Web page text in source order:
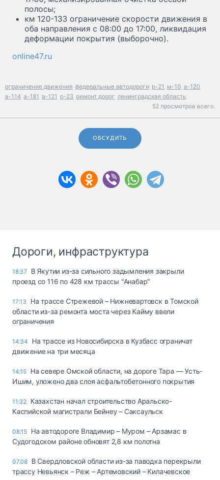
полосы;
км 120-133 ограничение скорости движения в
оба направления с 08:00 до 17:00, ликвидация
деформации покрытия (выборочно).
online47.ru
ограничение движения федеральные автодороги р-21 м-10 а-120
а-114 а-181 а-121 р-23 ремонт дорог ленинградская область
52 просмотров всего.
ОБСУДИТЬ
Дороги, инфраструктура
18:37
В Якутии из-за сильного задымления закрыли
проезд со 116 по 428 км трассы "Анабар"
17:13
На трассе Стрежевой – Нижневартовск в Томской
области из-за ремонта моста через Кайму ввели
ограничения
14:34
На трассе из Новосибирска в Кузбасс ограничат
движение на три месяца
14:15 На севере Омской области, на дороге Тара — Усть-
Ишим, уложено два слоя асфальтобетонного покрытия
11:32 Казахстан начал строительство Аральско-
Каспийской магистрали Бейнеу – Саксаульск
08:15 На автодороге Владимир – Муром – Арзамас в
Судогодском районе обновят 2,8 км полотна
07.08 В Свердловской области из-за паводка перекрыли
трассу Невьянск – Реж – Артемовский – Килачевское